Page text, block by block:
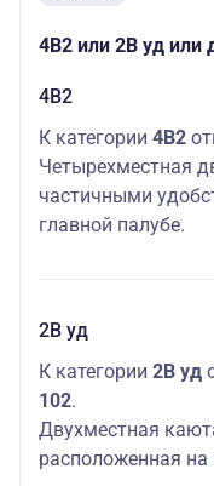
4В2 или 2В уд или
4В2
К категории 4В2
Четырехместная
частичными
главной палубе.
2В уд
К категории 2В уд
102.
Двухместная
расположенная на